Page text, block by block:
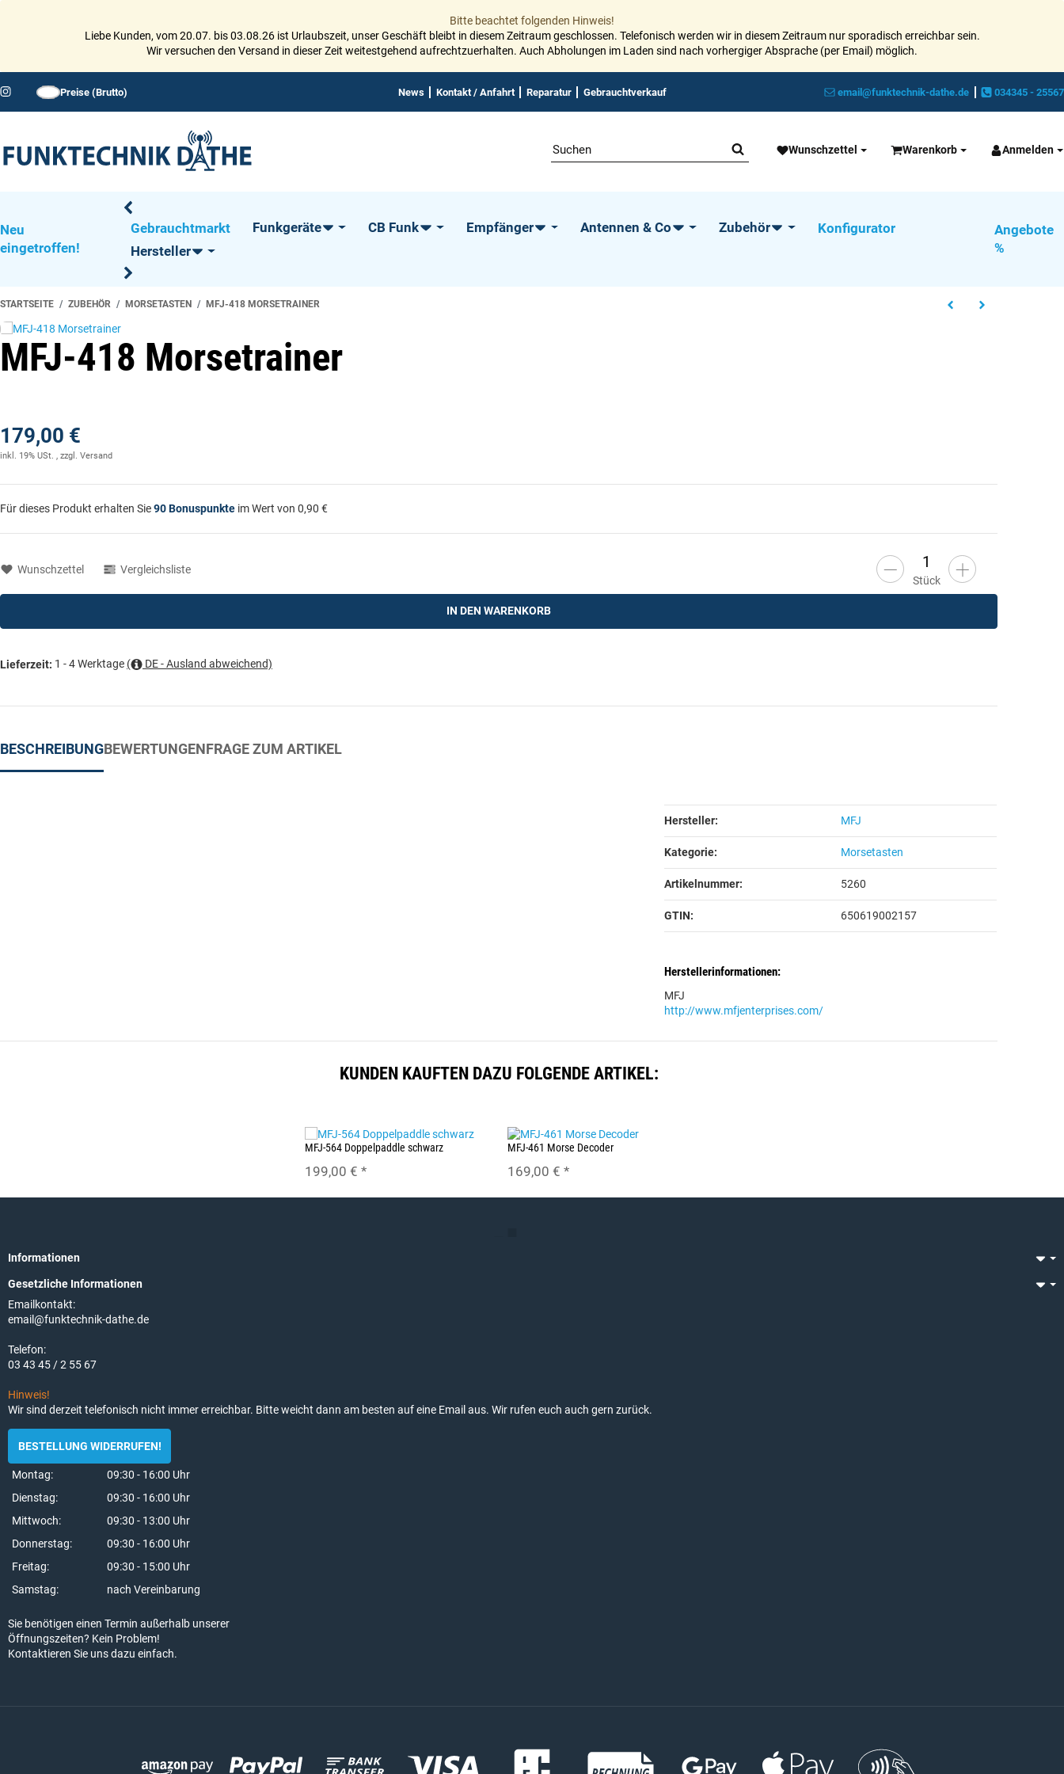
Bitte beachtet folgenden Hinweis!
Liebe Kunden, vom 20.07. bis 03.08.26 ist Urlaubszeit, unser Geschäft bleibt in diesem Zeitraum geschlossen. Telefonisch werden wir in diesem Zeitraum nur sporadisch erreichbar sein.
Wir versuchen den Versand in dieser Zeit weitestgehend aufrechtzuerhalten. Auch Abholungen im Laden sind nach vorhergiger Absprache (per Email) möglich.
Preise (Brutto) News Kontakt / Anfahrt Reparatur Gebrauchtverkauf email@funktechnik-dathe.de 034345 - 25567
Wunschzettel Warenkorb Anmelden
Neu
eingetroffen!
Gebrauchtmarkt Funkgeräte CB Funk Empfänger Antennen & Co Zubehör
Konfigurator
Hersteller
Angebote
%
STARTSEITE ZUBEHÖR MORSETASTEN MFJ-418 MORSETRAINER
MFJ-418 Morsetrainer
179,00 €
inkl. 19% USt. , zzgl. Versand
Für dieses Produkt erhalten Sie90Bonuspunkte im Wert von 0,90 €
Stück
IN DEN WARENKORB
Lieferzeit: 1 - 4 Werktage ( DE - Ausland abweichend)
Wunschzettel Vergleichsliste
BESCHREIBUNGBEWERTUNGENFRAGE ZUM ARTIKEL
Produkteigenschaft
Wert
Hersteller: MFJ
Kategorie: Morsetasten
Artikelnummer: 5260
GTIN: 650619002157
Herstellerinformationen:
MFJ
http://www.mfjenterprises.com/
KUNDEN KAUFTEN DAZU FOLGENDE ARTIKEL:
MFJ-564 Doppelpaddle schwarz
199,00 € *
MFJ-461 Morse Decoder
169,00 € *
Informationen
Gesetzliche Informationen
Emailkontakt:
email@funktechnik-dathe.de
Telefon:
03 43 45 / 2 55 67
Hinweis!
Wir sind derzeit telefonisch nicht immer erreichbar. Bitte weicht dann am besten auf eine Email aus. Wir rufen euch auch gern zurück.
BESTELLUNG WIDERRUFEN!
Montag:
09:30 - 16:00 Uhr
Dienstag:
09:30 - 16:00 Uhr
Mittwoch:
09:30 - 13:00 Uhr
Donnerstag:
09:30 - 16:00 Uhr
Freitag:
09:30 - 15:00 Uhr
Samstag:
nach Vereinbarung
Sie benötigen einen Termin außerhalb unserer
Öffnungszeiten? Kein Problem!
Kontaktieren Sie uns dazu einfach.
Zahlungsmethoden